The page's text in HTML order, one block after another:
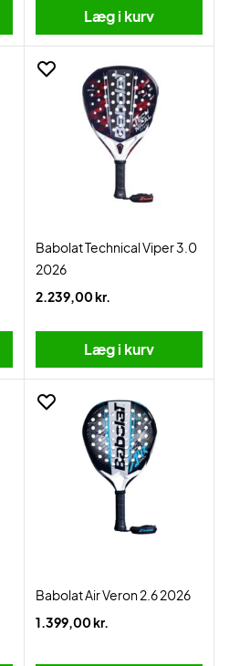
Læg i kurv
Babolat Technical Viper 3.0
2026
2.239,00 kr.
Læg i kurv
Babolat Air Veron 2.6 2026
1.399,00 kr.